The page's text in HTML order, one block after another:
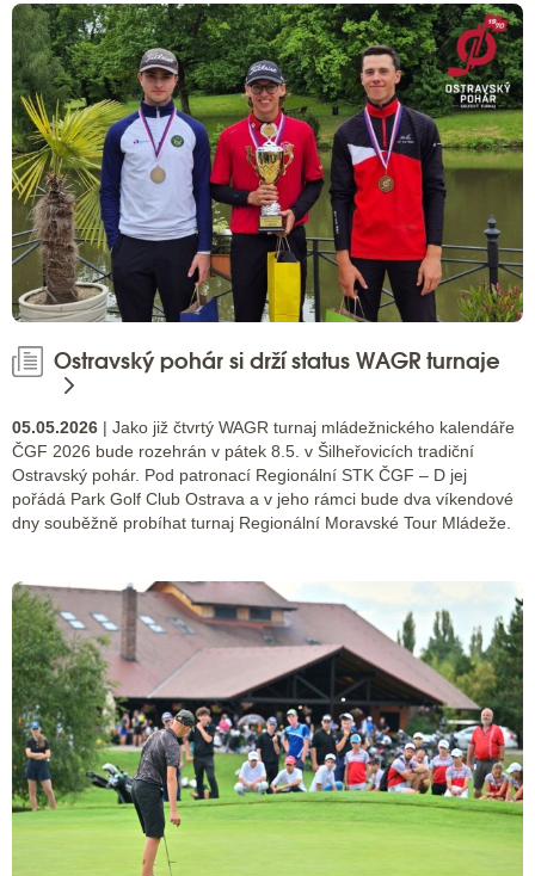
Ostravský pohár si drží status WAGR turnaje
05.05.2026 | Jako již čtvrtý WAGR turnaj mládežnického kalendáře
ČGF 2026 bude rozehrán v pátek 8.5. v Šilheřovicích tradiční
Ostravský pohár. Pod patronací Regionální STK ČGF – D jej
pořádá Park Golf Club Ostrava a v jeho rámci bude dva víkendové
dny souběžně probíhat turnaj Regionální Moravské Tour Mládeže.